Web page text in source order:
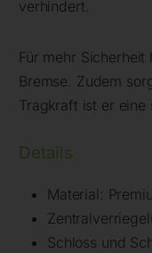
verhindert.
Für mehr
Bremse. Zudem
Tragkraft ist er eine
Details
Material:
Schloss und